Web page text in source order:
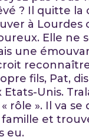
? Il quitte la
à Lourdes
Elle ne
une
fils, Pat,
Etats-Unis.
rôle ». Il va
et
eu.